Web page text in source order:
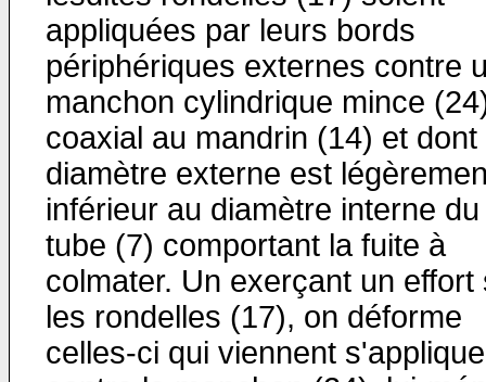
appliquées par leurs bords
périphériques externes contre
manchon cylindrique mince
coaxial au mandrin (14) et dont
diamètre externe est
inférieur au diamètre interne du
tube (7) comportant la fuite à
colmater. Un exerçant un effort
les rondelles (17), on déforme
celles-ci qui viennent